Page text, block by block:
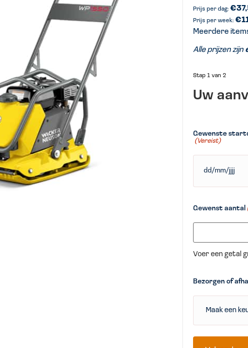
Meerdere
Alle prijzen zijn
Stap 1 van 2
Uw
Gewenste
(Vereist)
Gewenst aantal
Voer een getal
Bezorgen of